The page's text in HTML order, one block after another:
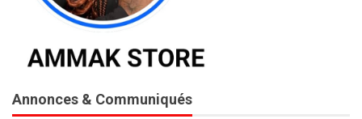
Annonces & Communiqués